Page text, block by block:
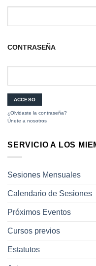
CONTRASEÑA
¿Olvidaste la contraseña?
Únete a nosotros
SERVICIO A LOS
Sesiones Mensuales
Calendario de Sesiones
Próximos Eventos
Cursos previos
Estatutos